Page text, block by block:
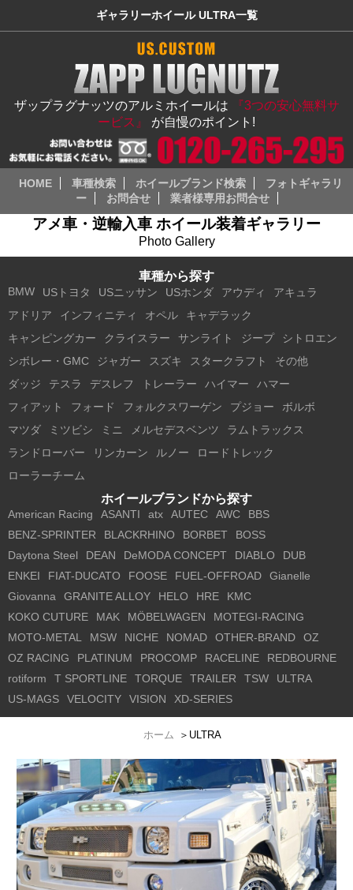
ギャラリーホイール ULTRA一覧
ザップラグナッツのアルミホイールは
『3つの安心無料サ
ービス』 が自慢のポイント!
HOME 車種検索 ホイールブランド検索
フォトギャラリ
ー
お問合せ 業者様専用お問合せ
アメ車・逆輸入車 ホイール装着ギャラリー
Photo Gallery
車種から探す
BMW USトヨタ USニッサン USホンダ アウディ
アキュラ
アドリア
インフィニティ オペル
キャデラック
キャンピングカー
クライスラー サンライト ジープ
シトロエン
シボレー・GMC
ジャガー スズキ スタークラフト
その他
ダッジ
テスラ デスレフ トレーラー ハイマー
ハマー
フィアット
フォード フォルクスワーゲン プジョー
ボルボ
マツダ
ミツビシ ミニ メルセデスベンツ
ラムトラックス
ランドローバー
リンカーン ルノー
ロードトレック
ローラーチーム
ホイールブランドから探す
American Racing ASANTI atx AUTEC AWC
BBS
BENZ-SPRINTER
BLACKRHINO BORBET
BOSS
Daytona Steel
DEAN DeMODA CONCEPT DIABLO
DUB
ENKEI
FIAT-DUCATO FOOSE FUEL-OFFROAD
Gianelle
Giovanna
GRANITE ALLOY HELO HRE
KMC
KOKO CUTURE
MAK MÖBELWAGEN
MOTEGI-RACING
MOTO-METAL
MSW NICHE NOMAD OTHER-BRAND
OZ
OZ RACING
PLATINUM PROCOMP RACELINE
REDBOURNE
rotiform
T SPORTLINE TORQUE TRAILER TSW
ULTRA
US-MAGS
VELOCITY VISION XD-SERIES
ホーム ＞ ULTRA